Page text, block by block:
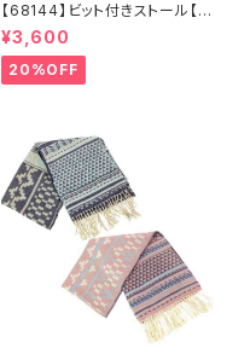
【68144】ビット付きストール【送
料無料】チェック柄 大判ストー
ル チェックストール アイボリ
ー ベージュ レッド ネイビ
ー フリンジ マフラー ひざ
¥3,600
20%OFF